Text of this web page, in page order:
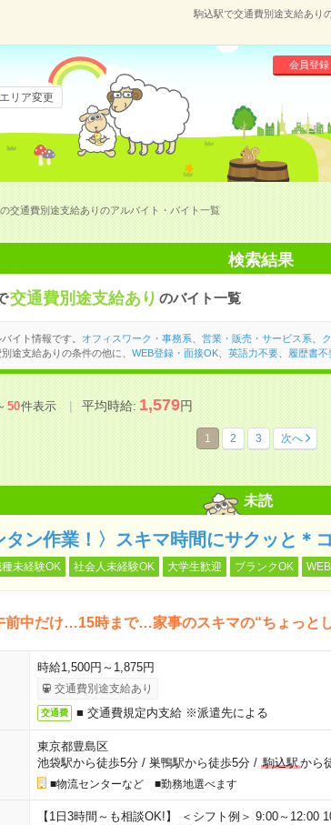
駒込駅で交通費別途支給あり
会員登録
エリア変更
交通費別途支給ありのアルバイト・バイト一覧
検索結果
交通費別途支給あり のバイト一覧
イト情報です。 オフィスワーク・事務系 営業・販売・サービス系
途支給ありの条件の他に、 WEB登録・面接OK、 英語力不要、 履歴書不
50件表示 平均時給:1,579円
1 2 3 次へ
未読
タン作業！〉スキマ時間にサクッと＊
未経験OK 社会人未経験OK 大学生歓迎 ブランクOK
前中だけ…15時まで…家事のスキマの“ちょっと
時給1,500円～1,875円
交通費別途支給あり
交通費 ■ 交通費規定内支給 ※派遣先による
東京都豊島区
池袋駅から徒歩5分/ 巣鴨駅から徒歩5分/ 駒込駅から
■物流センターなど ■勤務地選べます
【1日3時間～も相談OK!】 ＜シフト例＞ 9:00～